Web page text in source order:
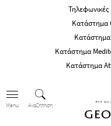
Τηλεφωνικές
Κατάστημα
Κατάστημα
Κατάστημα
Menu Αναζήτηση